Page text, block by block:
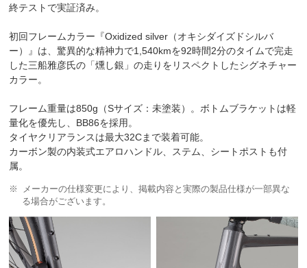
終テストで実証済み。
初回フレームカラー『Oxidized silver（オキシダイズドシルバ
ー）』は、驚異的な精神力で1,540kmを92時間2分のタイムで完走
した三船雅彦氏の「燻し銀」の走りをリスペクトしたシグネチャー
カラー。
フレーム重量は850g（Sサイズ：未塗装）。ボトムブラケットは軽
量化を優先し、BB86を採用。
タイヤクリアランスは最大32Cまで装着可能。
カーボン製の内装式エアロハンドル、ステム、シートポストも付
属。
メーカーの仕様変更により、掲載内容と実際の製品仕様が一部異な
る場合がございます。